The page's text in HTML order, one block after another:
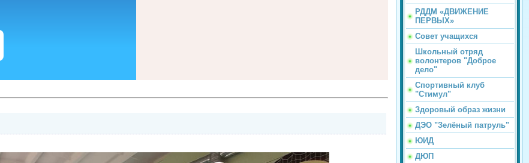
РДДМ «ДВИЖЕНИЕ
ПЕРВЫХ»
Совет учащихся
Школьный отряд
волонтеров "Доброе
дело"
Спортивный клуб
"Стимул"
Здоровый образ жизни
ДЭО "Зелёный патруль"
ЮИД
ДЮП